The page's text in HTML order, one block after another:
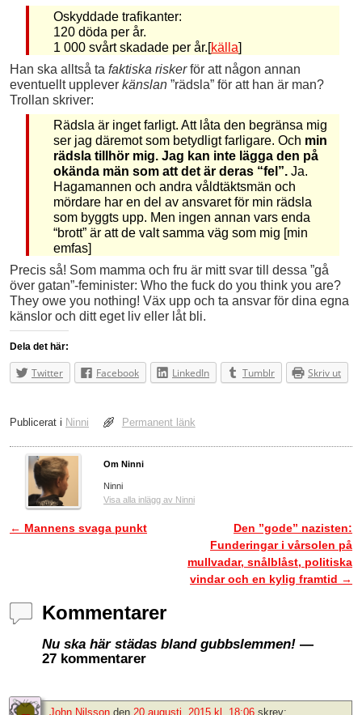
Oskyddade trafikanter:
120 döda per år.
1 000 svårt skadade per år.[källa]
Han ska alltså ta faktiska riskerför att någon annan
eventuellt upplever känslan ”rädsla” för att han är man?
Trollan skriver:
Rädsla är inget farligt. Att låta den begränsa mig
ser jag däremot som betydligt farligare. Och min
rädsla tillhör mig. Jag kan inte lägga den på
okända män som att det är deras “fel”. Ja.
Hagamannen och andra våldtäktsmän och
mördare har en del av ansvaret för min rädsla
som byggts upp. Men ingen annan vars enda
“brott” är att de valt samma väg som mig [min
emfas]
Precis så! Som mamma och fru är mitt svar till dessa ”gå
över gatan”-feminister: Who the fuck do you think you are?
They owe you nothing! Väx upp och ta ansvar för dina egna
känslor och ditt eget liv eller låt bli.
Dela det här:
Twitter Facebook LinkedIn Tumblr Skriv ut
Publicerat i Ninni Permanent länk
Om Ninni
Ninni
Visa alla inlägg av Ninni
Inläggsnavigering
← Mannens svaga punkt
Den ”gode” nazisten:
Funderingar i vårsolen på
mullvadar, snålblåst, politiska
vindar och en kylig framtid →
Kommentarer
Nu ska här städas bland gubbslemmen! —
27 kommentarer
John Nilsson den 20 augusti, 2015 kl. 18:06 skrev: